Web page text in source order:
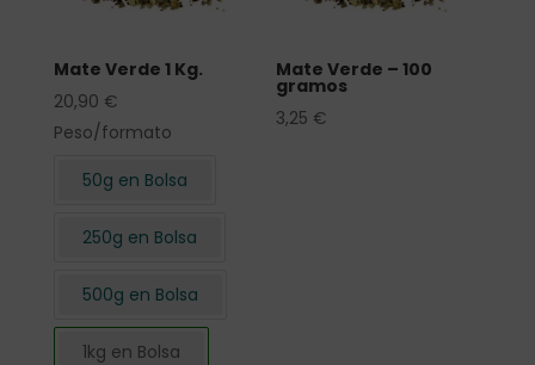
Mate Verde 1 Kg.
20,90 €
Peso/formato
50g en Bolsa
250g en Bolsa
500g en Bolsa
1kg en Bolsa
Mate Verde – 100
gramos
3,25 €